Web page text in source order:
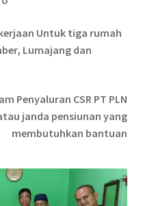
Untuk tiga rumah
Lumajang dan
Penyaluran CSR PT PLN
janda pensiunan yang
membutuhkan bantuan